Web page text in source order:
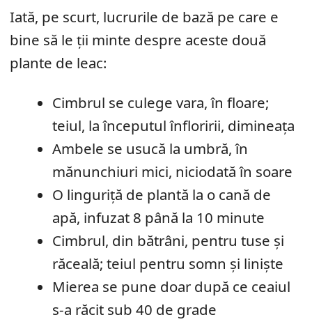
Iată, pe scurt, lucrurile de bază pe care e
bine să le ții minte despre aceste două
plante de leac:
Cimbrul se culege vara, în floare;
teiul, la începutul înfloririi, dimineața
Ambele se usucă la umbră, în
mănunchiuri mici, niciodată în soare
O linguriță de plantă la o cană de
apă, infuzat 8 până la 10 minute
Cimbrul, din bătrâni, pentru tuse și
răceală; teiul pentru somn și liniște
Mierea se pune doar după ce ceaiul
s-a răcit sub 40 de grade